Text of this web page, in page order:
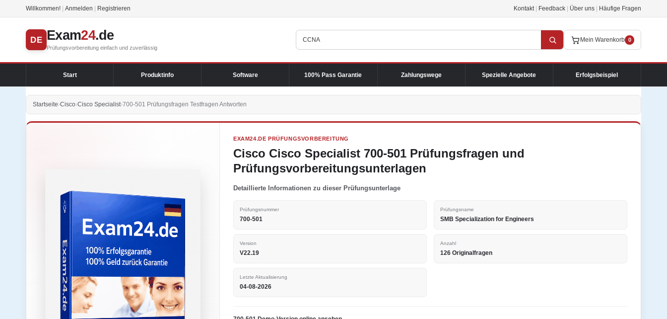
Willkommen! Anmelden Registrieren Kontakt Feedback Über uns Häufige Fragen
DE Exam24.de
Prüfungsvorbereitung einfach und zuverlässig
Mein Warenkorb 0
Start Produktinfo Software 100% Pass Garantie Zahlungswege Spezielle Angebote Erfolgsbeispiel
Startseite›Cisco›Cisco Specialist›700-501 Prüfungsfragen Testfragen Antworten
EXAM24.DE PRÜFUNGSVORBEREITUNG
Cisco Cisco Specialist 700-501 Prüfungsfragen und
Prüfungsvorbereitungsunterlagen
Detaillierte Informationen zu dieser Prüfungsunterlage
Prüfungsnummer
700-501
Prüfungsname
SMB Specialization for Engineers
Version
V22.19
Anzahl
126 Originalfragen
Letzte Aktualisierung
04-08-2026